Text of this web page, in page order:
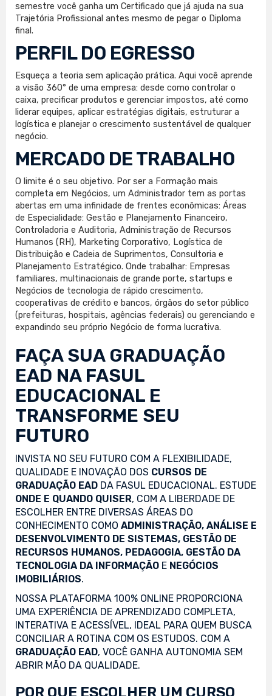
semestre você ganha um Certificado que já ajuda na sua
Trajetória Profissional antes mesmo de pegar o Diploma
final.
PERFIL DO EGRESSO
Esqueça a teoria sem aplicação prática. Aqui você aprende
a visão 360° de uma empresa: desde como controlar o
caixa, precificar produtos e gerenciar impostos, até como
liderar equipes, aplicar estratégias digitais, estruturar a
logística e planejar o crescimento sustentável de qualquer
negócio.
MERCADO DE TRABALHO
O limite é o seu objetivo. Por ser a Formação mais
completa em Negócios, um Administrador tem as portas
abertas em uma infinidade de frentes econômicas: Áreas
de Especialidade: Gestão e Planejamento Financeiro,
Controladoria e Auditoria, Administração de Recursos
Humanos (RH), Marketing Corporativo, Logística de
Distribuição e Cadeia de Suprimentos, Consultoria e
Planejamento Estratégico. Onde trabalhar: Empresas
familiares, multinacionais de grande porte, startups e
Negócios de tecnologia de rápido crescimento,
cooperativas de crédito e bancos, órgãos do setor público
(prefeituras, hospitais, agências federais) ou gerenciando e
expandindo seu próprio Negócio de forma lucrativa.
FAÇA SUA GRADUAÇÃO
EAD NA FASUL
EDUCACIONAL E
TRANSFORME SEU
FUTURO
INVISTA NO SEU FUTURO COM A FLEXIBILIDADE,
QUALIDADE E INOVAÇÃO DOS CURSOS DE
GRADUAÇÃO EAD DA FASUL EDUCACIONAL. ESTUDE
ONDE E QUANDO QUISER, COM A LIBERDADE DE
ESCOLHER ENTRE DIVERSAS ÁREAS DO
CONHECIMENTO COMO ADMINISTRAÇÃO, ANÁLISE E
DESENVOLVIMENTO DE SISTEMAS, GESTÃO DE
RECURSOS HUMANOS, PEDAGOGIA, GESTÃO DA
TECNOLOGIA DA INFORMAÇÃO E NEGÓCIOS
IMOBILIÁRIOS.
NOSSA PLATAFORMA 100% ONLINE PROPORCIONA
UMA EXPERIÊNCIA DE APRENDIZADO COMPLETA,
INTERATIVA E ACESSÍVEL, IDEAL PARA QUEM BUSCA
CONCILIAR A ROTINA COM OS ESTUDOS. COM A
GRADUAÇÃO EAD, VOCÊ GANHA AUTONOMIA SEM
ABRIR MÃO DA QUALIDADE.
POR QUE ESCOLHER UM CURSO